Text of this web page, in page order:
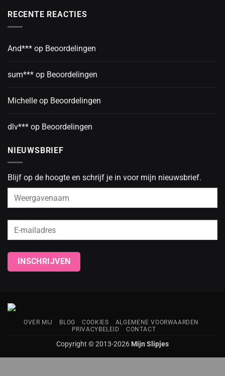
RECENTE REACTIES
And*** op Beoordelingen
sum*** op Beoordelingen
Michelle op Beoordelingen
dlv*** op Beoordelingen
NIEUWSBRIEF
Blijf op de hoogte en schrijf je in voor mijn nieuwsbrief.
OVER MIJ BLOG COOKIES
ALGEMENE VOORWAARDEN
PRIVACYBELEID
CONTACT
Copyright © 2013-2026 Mijn Slipjes